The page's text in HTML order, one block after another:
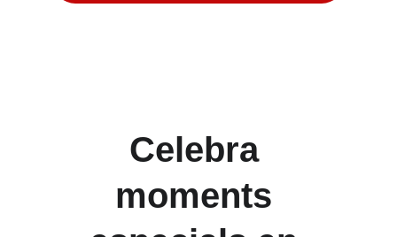
Celebra
moments